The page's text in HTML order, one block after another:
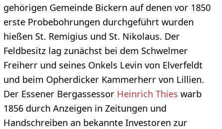
gehörigen Gemeinde Bickern auf denen vor 1850
erste Probebohrungen durchgeführt wurden
hießen St. Remigius und St. Nikolaus. Der
Feldbesitz lag zunächst bei dem Schwelmer
Freiherr und seines Onkels Levin von Elverfeldt
und beim Opherdicker Kammerherr von Lillien.
Der Essener Bergassessor Heinrich Thies warb
1856 durch Anzeigen in Zeitungen und
Handschreiben an bekannte Investoren zur